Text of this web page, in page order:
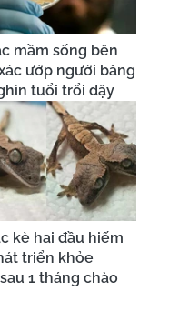
mầm sống bên
ướp người băng
tuổi trổi dậy
kè hai đầu hiếm
triển khỏe
1 tháng chào